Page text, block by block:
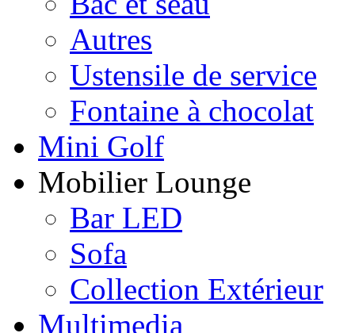
Autres
Ustensile de service
Fontaine à chocolat
Mini Golf
Mobilier Lounge
Bar LED
Sofa
Collection Extérieur
Multimedia